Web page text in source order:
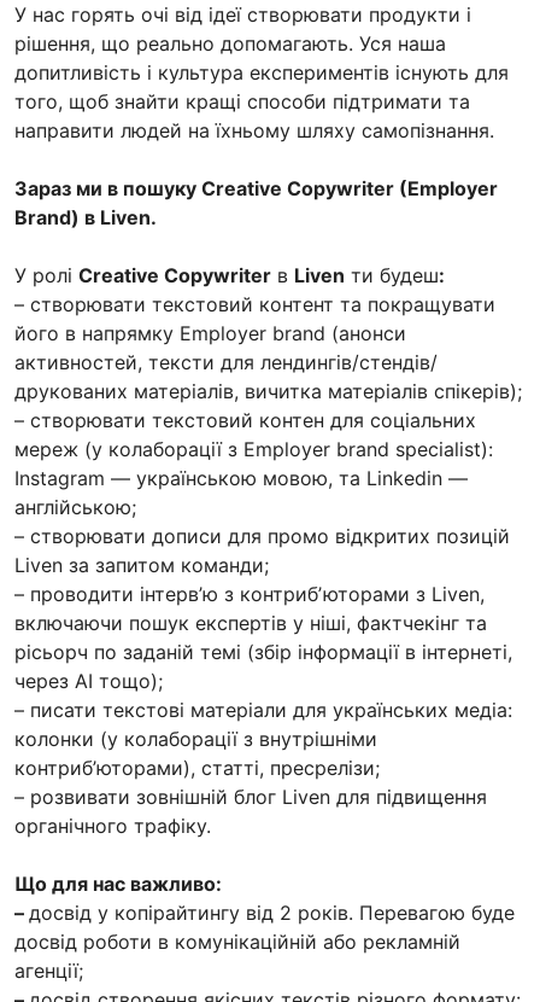
У нас горять очі від ідеї створювати продукти і
рішення, що реально допомагають. Уся наша
допитливість і культура експериментів існують для
того, щоб знайти кращі способи підтримати та
направити людей на їхньому шляху самопізнання.
Зараз ми в пошуку Creative Copywriter (Employer
Brand) в Liven.
У ролі Creative Copywriter в Liven ти будеш:
– cтворювати текстовий контент та покращувати
його в напрямку Employer brand (анонси
активностей, тексти для лендингів/стендів/
друкованих матеріалів, вичитка матеріалів спікерів);
– cтворювати текстовий контен для соціальних
мереж (у колаборації з Employer brand specialist):
Instagram — українською мовою, та Linkedin —
англійською;
– створювати дописи для промо відкритих позицій
Liven за запитом команди;
– проводити інтерв’ю з контрибʼюторами з Liven,
включаючи пошук експертів у ніші, фактчекінг та
рісьорч по заданій темі (збір інформації в інтернеті,
через AI тощо);
– писати текстові матеріали для українських медіа:
колонки (у колаборації з внутрішніми
контриб’юторами), статті, пресрелізи;
– розвивати зовнішній блог Liven для підвищення
органічного трафіку.
Що для нас важливо:
– досвід у копірайтингу від 2 років. Перевагою буде
досвід роботи в комунікаційній або рекламній
агенції;